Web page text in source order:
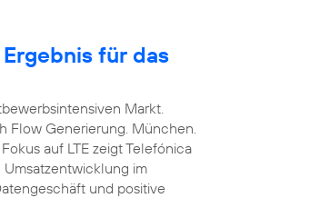
für das
Markt.
Flow Generierung. München.
auf LTE zeigt Telefónica
Umsatzentwicklung im
und positive